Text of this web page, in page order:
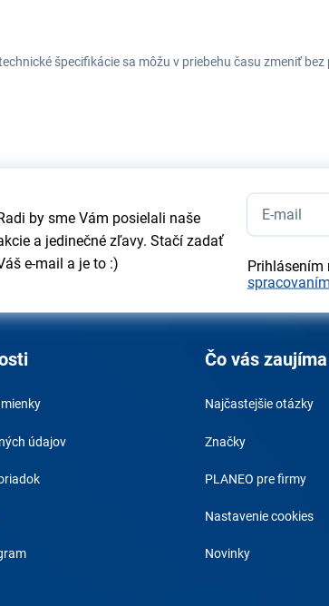
špecifikácie sa môžu v priebehu času zmeniť
by sme Vám posielali naše
a jedinečné zľavy. Stačí zadať
e-mail a je to :)
Prihlásením
údajov
Čo vás zaujíma
Najčastejšie otázky
Značky
PLANEO pre firmy
Nastavenie cookies
Novinky